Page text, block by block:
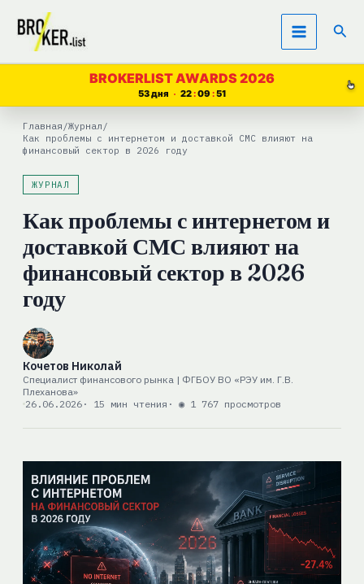
Перейти
содержимому
BROKERLIST AWARDS 2026
53 дня 22 09 50
Главная /Журнал /
Как проблемы с интернетом и доставкой СМС влияют на
финансовый сектор в 2026 году
ЖУРНАЛ
Как проблемы с интернетом и
доставкой СМС влияют на
финансовый сектор в 2026
году
Кочетов Николай
Специалист финансового рынка | ФГБОУ ВО «РЭУ им. Г.В.
Плеханова»
26.06.2026· 15 мин чтения · ◉ 1 767 просмотров